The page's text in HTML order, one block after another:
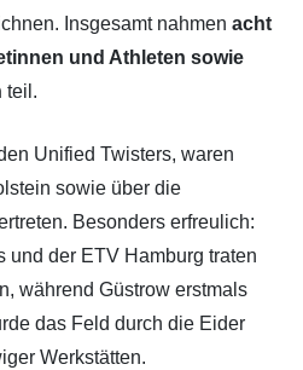
Insgesamt nahmen acht
und Athleten sowie
teil.
Unified Twisters, waren
sowie über die
Besonders erfreulich:
und der ETV Hamburg traten
während Güstrow erstmals
das Feld durch die Eider
Werkstätten.